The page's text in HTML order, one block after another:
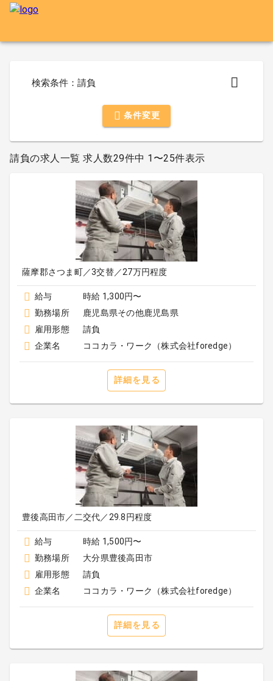
検索条件：請負
条件変更
請負の求人一覧 求人数29件中 1〜25件表示
薩摩郡さつま町／3交替／27万円程度
給与
時給 1,300円〜
勤務場所
鹿児島県その他鹿児島県
雇用形態
請負
企業名
ココカラ・ワーク（株式会社foredge）
詳細を見る
豊後高田市／二交代／29.8円程度
給与
時給 1,500円〜
勤務場所
大分県豊後高田市
雇用形態
請負
企業名
ココカラ・ワーク（株式会社foredge）
詳細を見る